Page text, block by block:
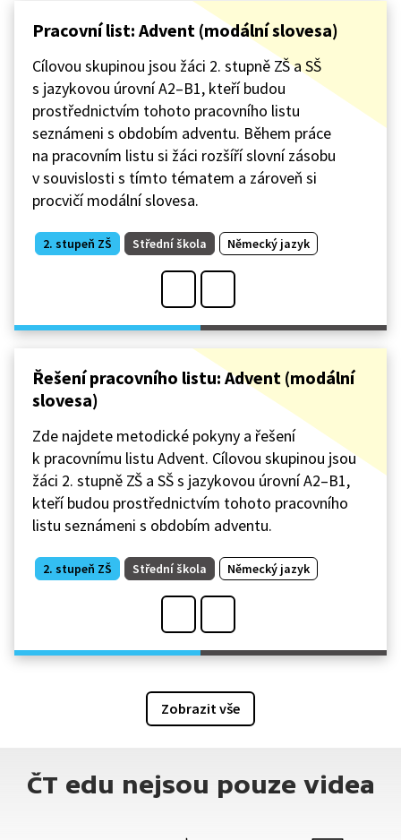
Pracovní list: Advent (modální slovesa)
Cílovou skupinou jsou žáci 2. stupně ZŠ a SŠ
s jazykovou úrovní A2–B1, kteří budou
prostřednictvím tohoto pracovního listu
seznámeni s obdobím adventu. Během práce
na pracovním listu si žáci rozšíří slovní zásobu
v souvislosti s tímto tématem a zároveň si
procvičí modální slovesa.
2. stupeň ZŠ Střední škola Německý jazyk
Řešení pracovního listu: Advent (modální
slovesa)
Zde najdete metodické pokyny a řešení
k pracovnímu listu Advent. Cílovou skupinou jsou
žáci 2. stupně ZŠ a SŠ s jazykovou úrovní A2–B1,
kteří budou prostřednictvím tohoto pracovního
listu seznámeni s obdobím adventu.
2. stupeň ZŠ Střední škola Německý jazyk
Zobrazit vše
ČT edu nejsou pouze videa